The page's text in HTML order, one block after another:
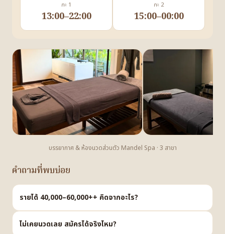
กะ 1
13:00–22:00
กะ 2
15:00–00:00
บรรยากาศ & ห้องนวดส่วนตัว Mandel Spa · 3 สาขา
คำถามที่พบบ่อย
รายได้ 40,000–60,000++ คิดจากอะไร?
ไม่เคยนวดเลย สมัครได้จริงไหม?